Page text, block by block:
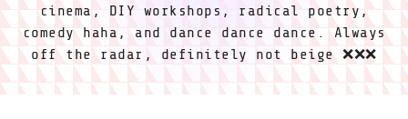
cinema, DIY workshops, radical poetry,
comedy haha, and dance dance dance. Always
off the radar, definitely not beige ❌❌❌